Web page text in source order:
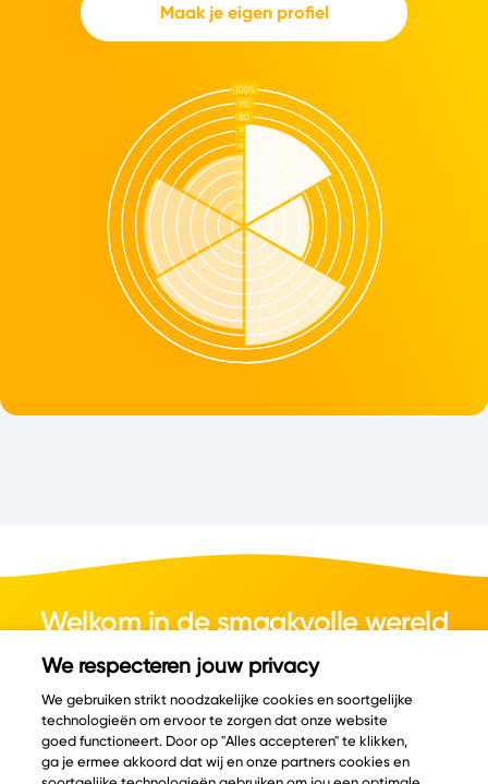
Maak je eigen profiel
Welkom in de smaakvolle wereld
van kaas.
© Copyright 2026 Velder
We respecteren jouw privacy
We gebruiken strikt noodzakelijke cookies en soortgelijke
technologieën om ervoor te zorgen dat onze website
goed functioneert. Door op "Alles accepteren" te klikken,
ga je ermee akkoord dat wij en onze partners cookies en